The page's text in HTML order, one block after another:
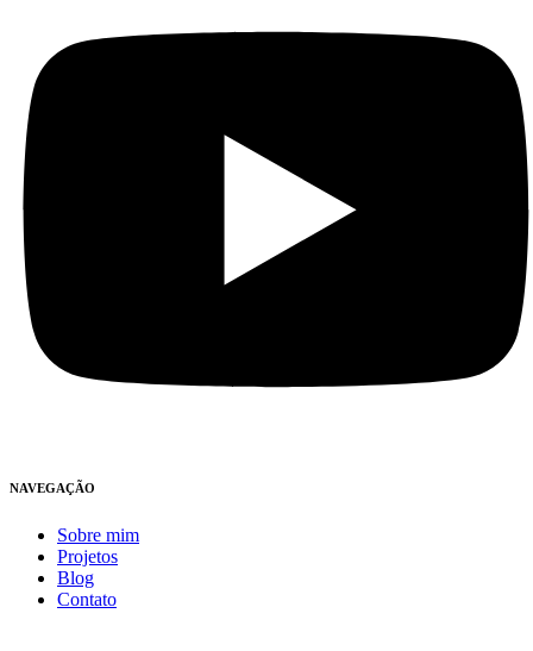
NAVEGAÇÃO
Sobre mim
Projetos
Blog
Contato